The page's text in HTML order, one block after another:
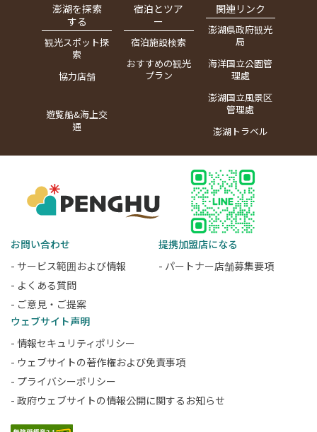
澎湖を探索
する
観光スポット探
索
協力店舗
遊覧船&海上交
通
宿泊とツア
ー
宿泊施設検索
おすすめの観光
プラン
関連リンク
澎湖県政府観光
局
海洋国立公園管
理處
澎湖国立風景区
管理處
澎湖トラベル
お問い合わせ
- サービス範囲および情報
- よくある質問
- ご意見・ご提案
提携加盟店になる
- パートナー店舗募集要項
ウェブサイト声明
- 情報セキュリティポリシー
- ウェブサイトの著作権および免責事項
- プライバシーポリシー
- 政府ウェブサイトの情報公開に関するお知らせ